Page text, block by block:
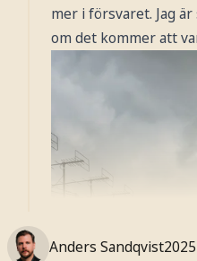
mer i försvaret. Jag
om det kommer att
Anders Sandqvist